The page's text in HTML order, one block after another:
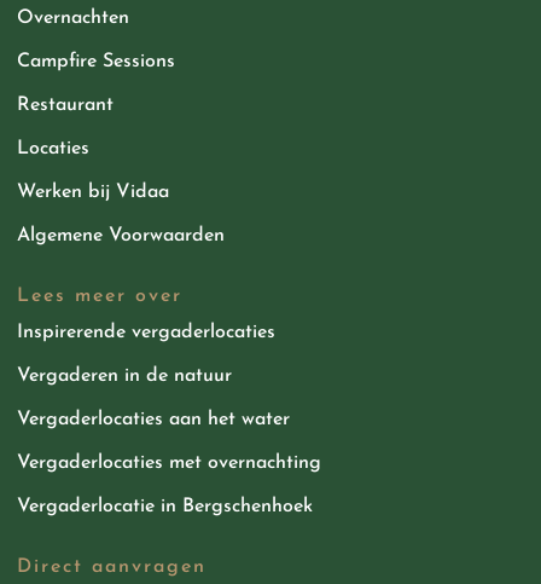
Overnachten
Campfire Sessions
Restaurant
Locaties
Werken bij Vidaa
Algemene Voorwaarden
Lees meer over
Inspirerende vergaderlocaties
Vergaderen in de natuur
Vergaderlocaties aan het water
Vergaderlocaties met overnachting
Vergaderlocatie in Bergschenhoek
Direct aanvragen